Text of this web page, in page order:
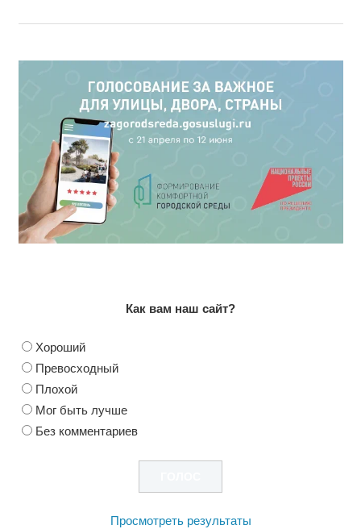
Как вам наш сайт?
Хороший
Превосходный
Плохой
Мог быть лучше
Без комментариев
Просмотреть результаты